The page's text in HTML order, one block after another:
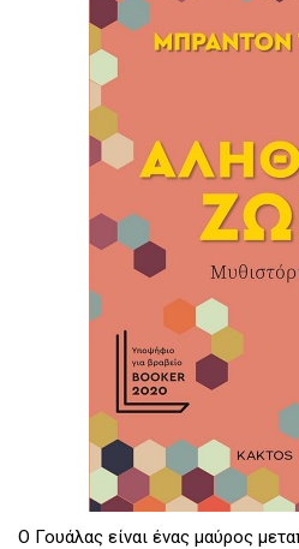
Ο Γουάλας είναι ένας μαύρος